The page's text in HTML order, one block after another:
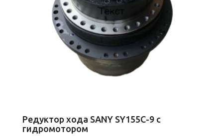
Редуктор хода SANY SY155C-9 с
гидромотором